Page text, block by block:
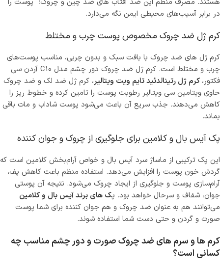
در برابر آسیب‌های محیطی ایمن نگه می‌دارد.
کرم ژل ضد چروک مخصوص پوست چرب و مختلط
کرم ژل های ضد چروک با بافت سبک و بدون چربی، مناسب پوست‌های
چرب و مختلط است. کرم ژل ضد چروک دور چشم مدل C10 آردن سی
فکتور، کرم ژل رتینالدئید تایم ویت ویتالیر، کرم ژل ضد لک و ضد چروک
حاوی ویتامین سی ویتالیر رطوبت پوست را تامین کرده و خطوط ریز را
کاهش می‌دهند. جذب سریع آن باعث می‌شود پوست شاداب و مات باقی
بماند.
پک آیس بال و کلامین برای جلوگیری از چروک و جوان کننده
این پک ترکیبی از ماساژ سرد آیس بال و خواص آرام‌بخش کلامین است که
گردش خون پوست را افزایش می‌دهد. استفاده منظم باعث کاهش پف،
آرام‌سازی پوست و جلوگیری از ایجاد چروک می‌شود. نتیجه آن پوستی
جوان، شفاف و سرحال خواهد بود. پک های برند آیس بال و کلامین
می‌توانند هم به عنوان ضد چروک و هم جوان کننده برای شما پوست
صورت و گردن و حتی دست شما استفاده شوند.
کرم ها و سرم های ضد چروک صورت و دور چشم مناسب چه
کسانی است؟